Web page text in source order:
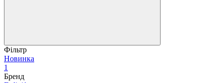
Фільтр
Новинка
1
Бренд